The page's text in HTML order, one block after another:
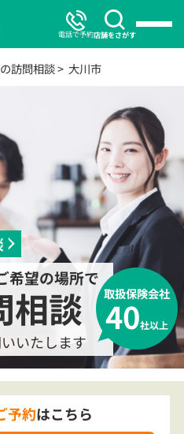
電話で予約店舗をさがす
訪問相談 大川市
希望の場所で
相談
いたします
取扱保険会社
40社以上
予約はこちら